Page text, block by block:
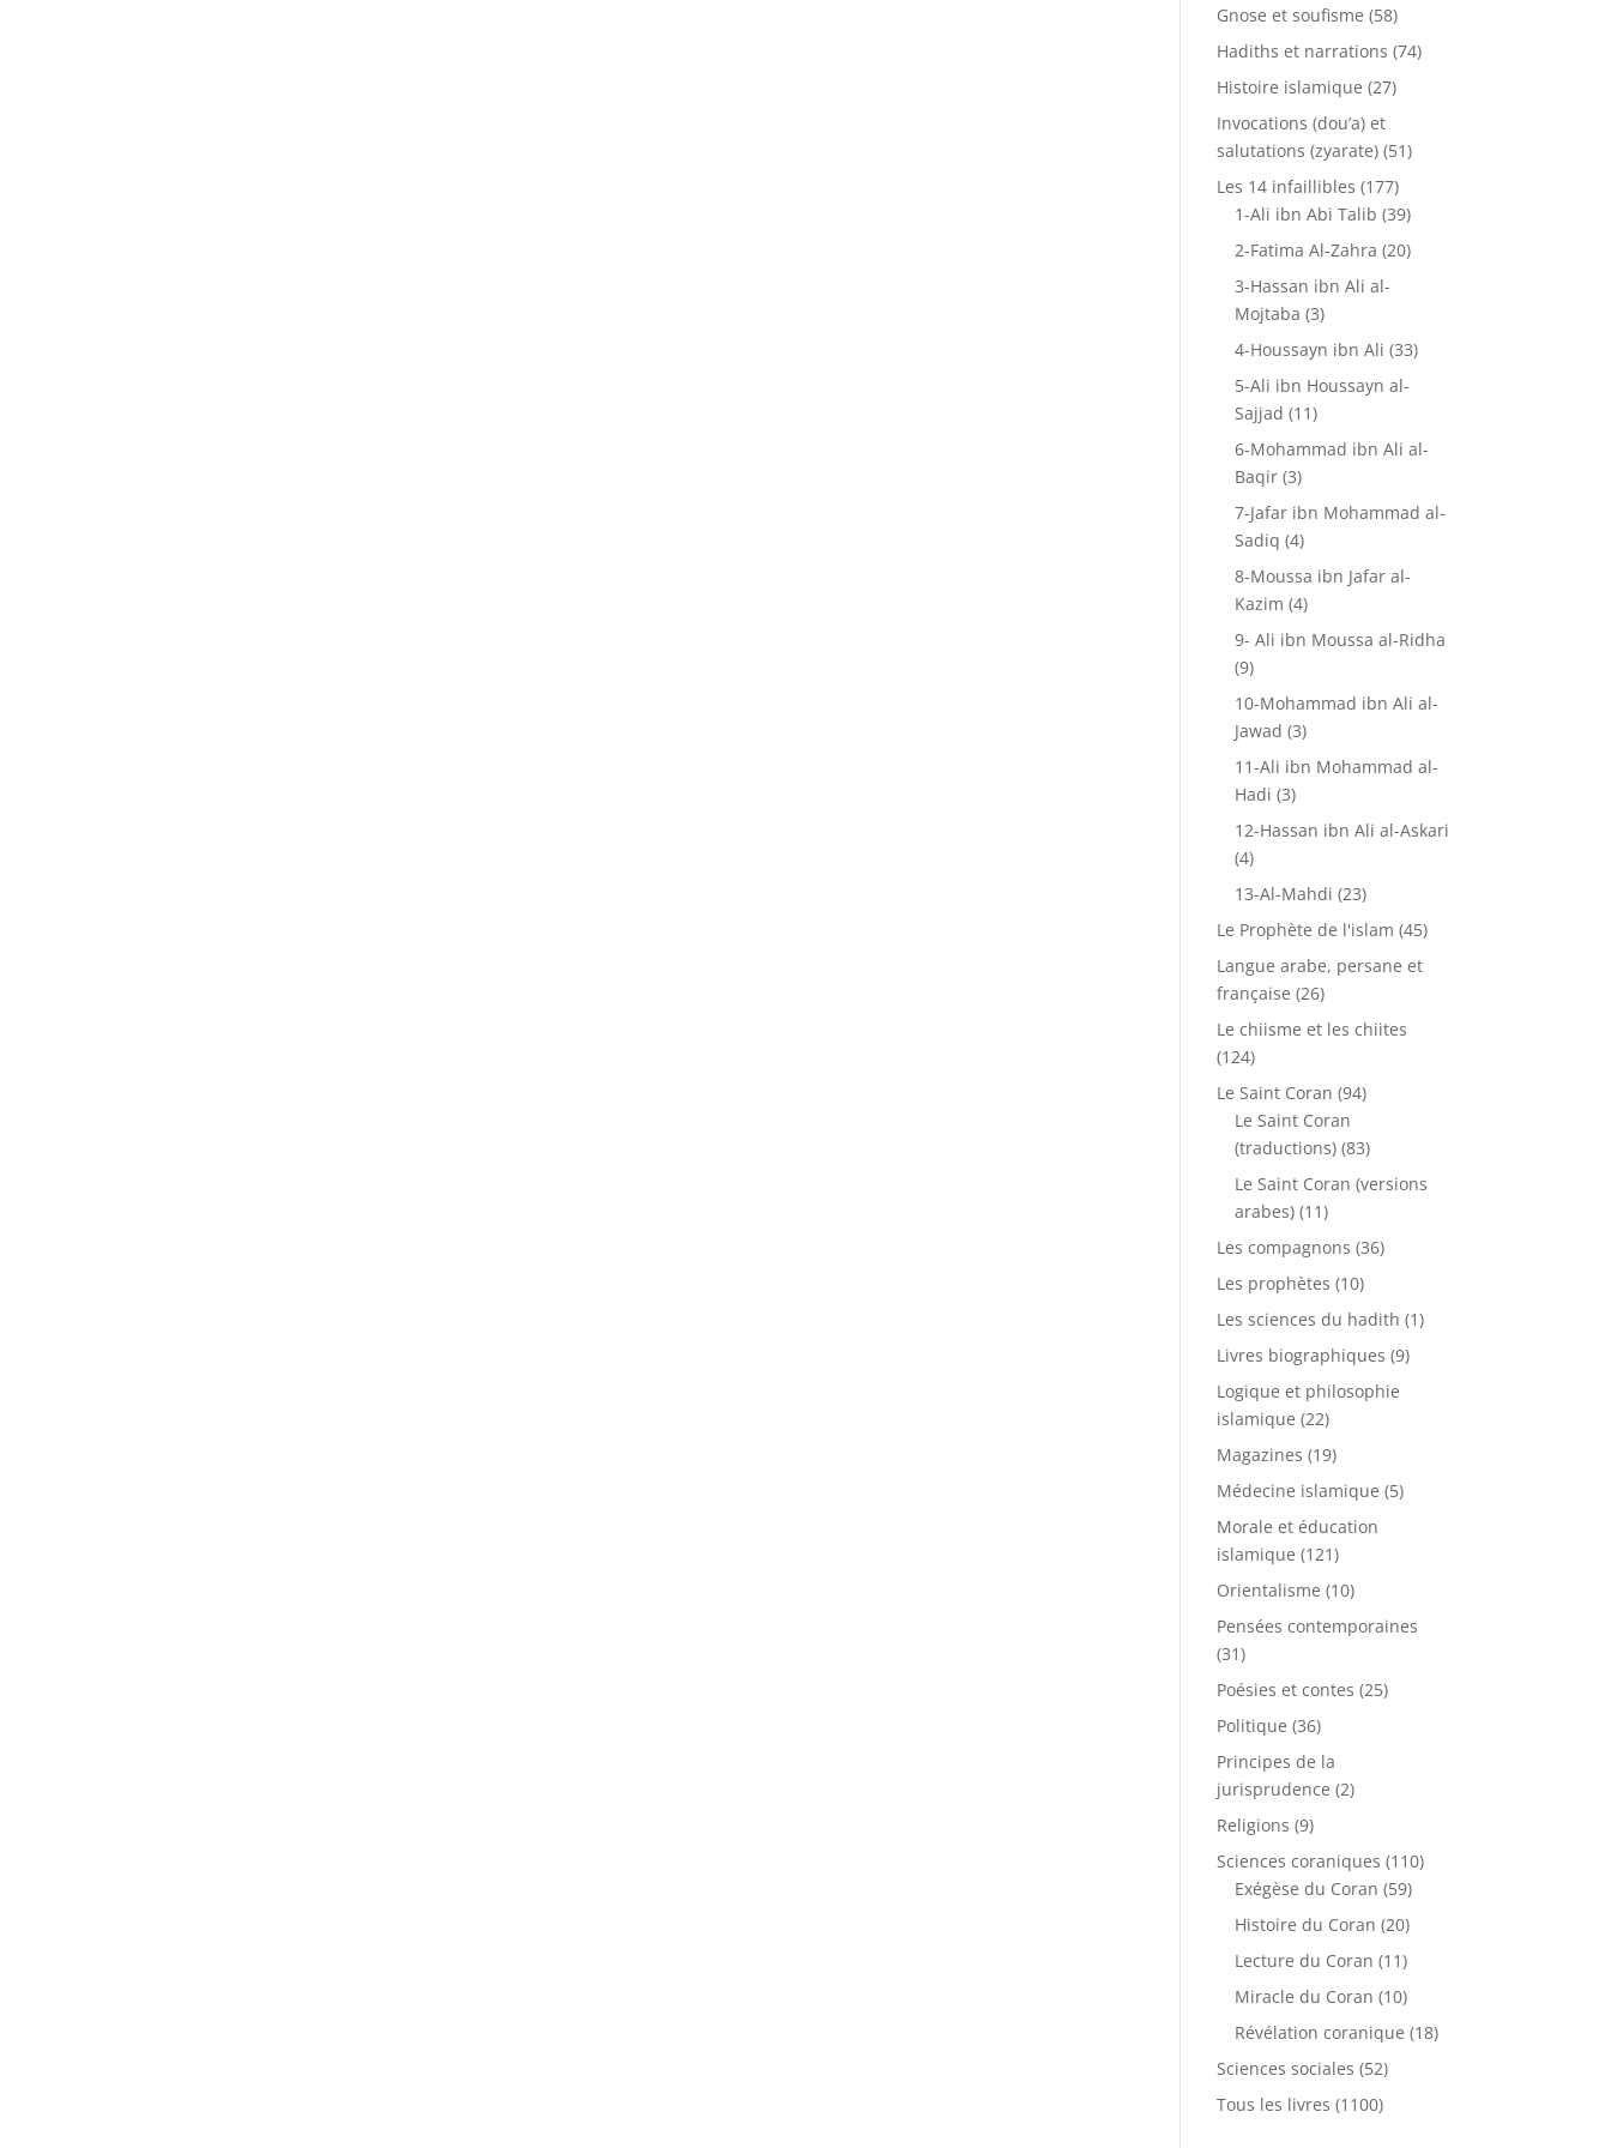
Gnose et soufisme (58)
Hadiths et narrations (74)
Histoire islamique (27)
Invocations (dou’a) et
salutations (zyarate) (51)
Les 14 infaillibles (177)
1-Ali ibn Abi Talib (39)
2-Fatima Al-Zahra (20)
3-Hassan ibn Ali al-
Mojtaba (3)
4-Houssayn ibn Ali (33)
5-Ali ibn Houssayn al-
Sajjad (11)
6-Mohammad ibn Ali al-
Baqir (3)
7-Jafar ibn Mohammad al-
Sadiq (4)
8-Moussa ibn Jafar al-
Kazim (4)
9- Ali ibn Moussa al-Ridha
(9)
10-Mohammad ibn Ali al-
Jawad (3)
11-Ali ibn Mohammad al-
Hadi (3)
12-Hassan ibn Ali al-Askari
(4)
13-Al-Mahdi (23)
Le Prophète de l'islam (45)
Langue arabe, persane et
française (26)
Le chiisme et les chiites
(124)
Le Saint Coran (94)
Le Saint Coran
(traductions) (83)
Le Saint Coran (versions
arabes) (11)
Les compagnons (36)
Les prophètes (10)
Les sciences du hadith (1)
Livres biographiques (9)
Logique et philosophie
islamique (22)
Magazines (19)
Médecine islamique (5)
Morale et éducation
islamique (121)
Orientalisme (10)
Pensées contemporaines
(31)
Poésies et contes (25)
Politique (36)
Principes de la
jurisprudence (2)
Religions (9)
Sciences coraniques (110)
Exégèse du Coran (59)
Histoire du Coran (20)
Lecture du Coran (11)
Miracle du Coran (10)
Révélation coranique (18)
Sciences sociales (52)
Tous les livres (1100)